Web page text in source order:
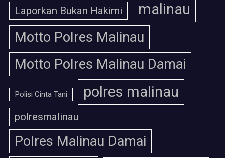
Laporkan Bukan Hakimi malinau
Motto Polres Malinau
Motto Polres Malinau Damai
Polisi Cinta Tani polres malinau
polresmalinau
Polres Malinau Damai